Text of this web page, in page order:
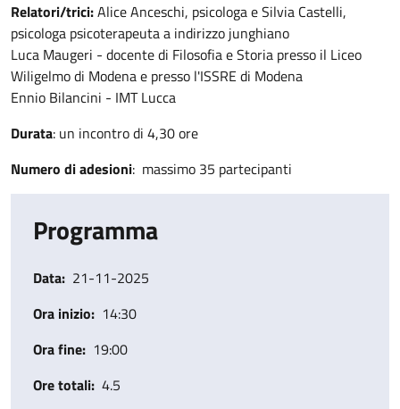
Relatori/trici:Alice Anceschi, psicologa e Silvia Castelli,
psicologa psicoterapeuta a indirizzo junghiano
Luca Maugeri - docente di Filosofia e Storia presso il Liceo
Wiligelmo di Modena e presso l'ISSRE di Modena
Ennio Bilancini - IMT Lucca
Durata: un incontro di 4,30 ore
Numero di adesioni: massimo 35 partecipanti
Programma
Data 21-11-2025
Ora inizio
14:30
Ora fine 19:00
Ore totali 4.5